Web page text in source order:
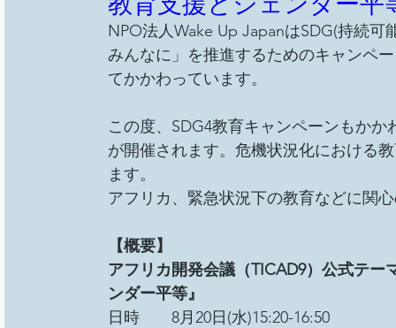
NPO法人Wake Up JapanはSDG(持続
みんなに」を推進するためのキャンペ
てかかわっています。
この度、SDG4教育キャンペーンもか
が開催されます。危機状況化における
ます。
アフリカ、緊急状況下の教育などに関
【概要】
アフリカ開発会議（TICAD9）公式テ
ンダー平等』
日時　　8月20日(水)15:20-16:50